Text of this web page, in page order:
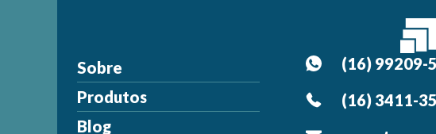
Sobre
Produtos
Blog
(16) 99209-
(16) 3411-